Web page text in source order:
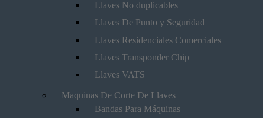
Llaves No duplicables
Llaves De Punto y Seguridad
Llaves Residenciales Comerciales
Llaves Transponder Chip
Llaves VATS
Maquinas De Corte De Llaves
Bandas Para Máquinas